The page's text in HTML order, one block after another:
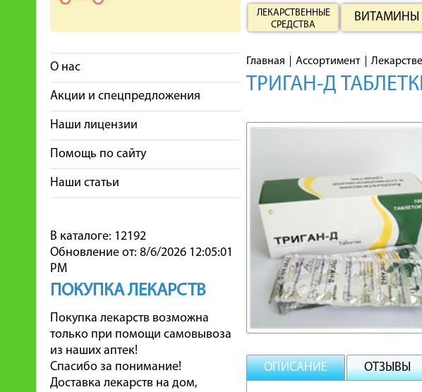
ЛЕКАРСТВЕННЫЕ
СРЕДСТВА
ВИТАМИНЫ
О нас
Акции и спецпредложения
Наши лицензии
Помощь по сайту
Наши статьи
В каталоге: 12192
Обновление от: 8/6/2026 12:05:01
PM
ПОКУПКА ЛЕКАРСТВ
Покупка лекарств возможна
только при помощи самовывоза
из наших аптек!
Спасибо за понимание!
Доставка лекарств на дом,
Главная Ассортимент
ТРИГАН-Д
ОПИСАНИЕ ОТЗЫВЫ